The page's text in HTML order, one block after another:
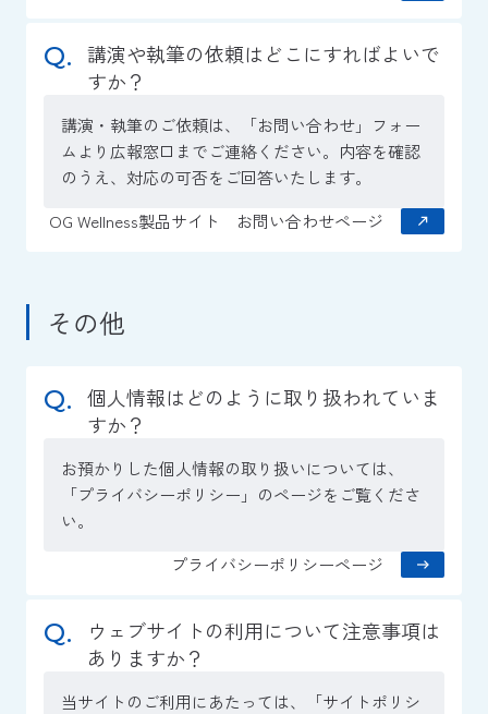
講演や執筆の依頼はどこにすればよいで
すか？
講演・執筆のご依頼は、「お問い合わせ」フォー
ムより広報窓口までご連絡ください。内容を確認
のうえ、対応の可否をご回答いたします。
OG Wellness製品サイト お問い合わせページ
その他
個人情報はどのように取り扱われていま
すか？
お預かりした個人情報の取り扱いについては、
「プライバシーポリシー」のページをご覧くださ
い。
プライバシーポリシーページ
ウェブサイトの利用について注意事項は
ありますか？
当サイトのご利用にあたっては、「サイトポリシ